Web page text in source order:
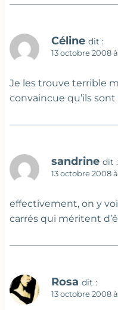
Céline dit :
13 octobre 2008
Je les trouve terrible
convaincue qu’ils
sandrine dit :
13 octobre 2008
effectivement, on y
carrés qui méritent
Rosa dit :
13 octobre 2008